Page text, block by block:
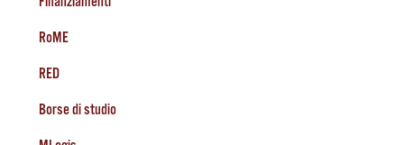
RoME
RED
Borse di studio